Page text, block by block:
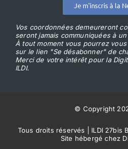
Je m'inscris à la
Vos coordonnées demeureront
seront jamais communiquées à
À tout moment vous pourrez
sur le lien "Se désabonner" de
Merci de votre intérêt pour la
ILDI.
© Copyright
Tous droits réservés | ILDI 27bis
Site hébergé chez